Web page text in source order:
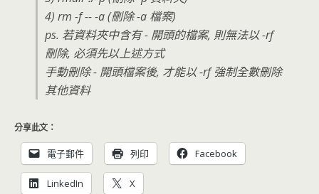
4) rm -f -- -a (刪除 -a 檔案)
ps. 若資料夾中含有 - 開頭的檔案, 則無法以 -rf
刪除, 必須先以上述方式
手動刪除 - 開頭檔案後, 才能以 -rf 強制全數刪除
其他資料
分享此文：
電子郵件 列印 Facebook
LinkedIn X